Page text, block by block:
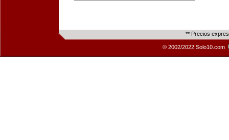
** Precios
© 2002/2022 Solo10.com